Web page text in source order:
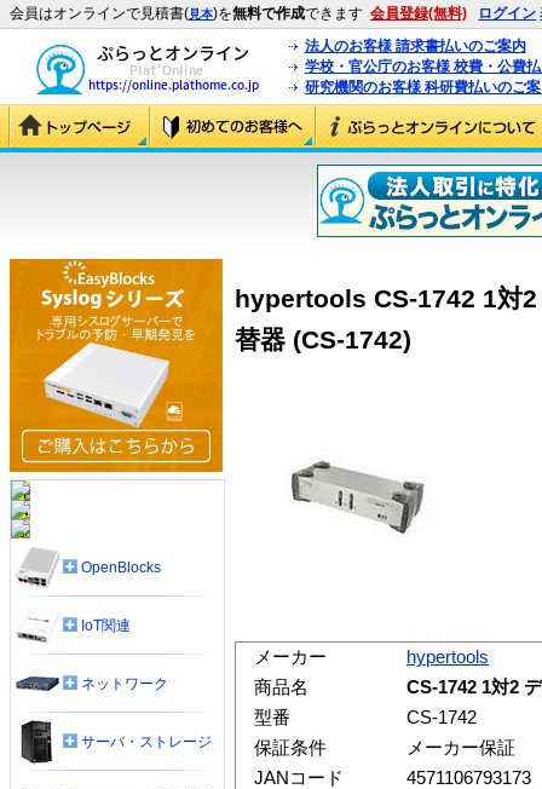
会員はオンラインで見積書(見本)を無料で作成できます 会員登録(無料) ログイン
法人のお客様 請求書払いのご案内
学校・官公庁のお客様 校費・公費
研究機関のお客様 科研費払いのご
hypertools CS-1742 1対
替器 (CS-1742)
メーカー
hypertools
商品名
CS-1742 1対2
型番
CS-1742
保証条件
メーカー保証
JANコード
4571106793173
OpenBlocks
IoT関連
ネットワーク
サーバ・ストレージ